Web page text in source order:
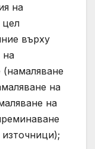
на
цел
върху
на
(намаляване
на
на